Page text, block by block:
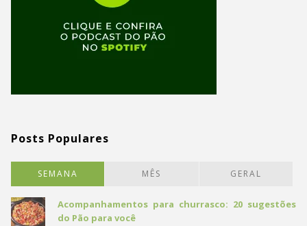
Posts Populares
SEMANA MÊS GERAL
Acompanhamentos para churrasco: 20 sugestões
do Pão para você